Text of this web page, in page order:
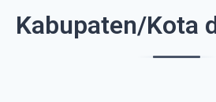
Kabupaten/Kota